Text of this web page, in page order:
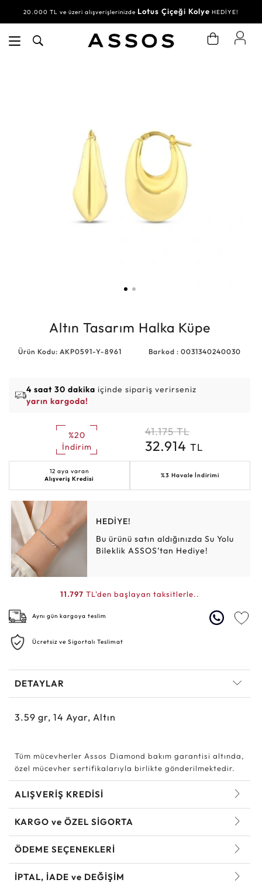
20.000 TL ve üzeri alışverişlerinizde Lotus Çiçeği Kolye HEDİYE!
Altın Tasarım Halka Küpe
Ürün Kodu: AKP0591-Y-8961 Barkod : 0031340240030
4 saat 30 dakika içinde sipariş verirseniz
yarın kargoda!
%20
İndirim
41.175 TL
32.914 TL
12 aya varan
Alışveriş Kredisi
%3 Havale İndirimi
HEDİYE!
Bu ürünü satın aldığınızda Su Yolu
Bileklik ASSOS’tan Hediye!
11.797 TL'den başlayan taksitlerle..
Aynı gün kargoya teslim
Ücretsiz ve Sigortalı Teslimat
DETAYLAR
3.59 gr, 14 Ayar, Altın
Tüm mücevherler Assos Diamond bakım garantisi altında,
özel mücevher sertifikalarıyla birlikte gönderilmektedir.
ALIŞVERİŞ KREDİSİ
KARGO ve ÖZEL SİGORTA
ÖDEME SEÇENEKLERİ
İPTAL, İADE ve DEĞİŞİM